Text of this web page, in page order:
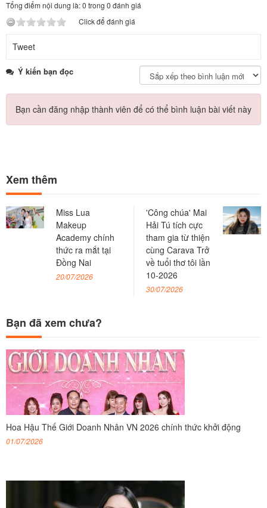
Tổng điểm nội dung là: 0 trong 0 đánh giá
Click để đánh giá
Tweet
Ý kiến bạn đọc
Bạn cần đăng nhập thành viên để có thể bình luận bài viết này
Xem thêm
Miss Lua
Makeup
Academy chính
thức ra mắt tại
Đồng Nai
20/07/2026
'Công chúa' Mai
Hải Tú tích cực
tham gia từ thiện
cùng Carava Trở
về tuổi thơ tôi lần
10-2026
30/07/2026
Bạn đã xem chưa?
Hoa Hậu Thế Giới Doanh Nhân VN 2026 chính thức khởi động
01/07/2026